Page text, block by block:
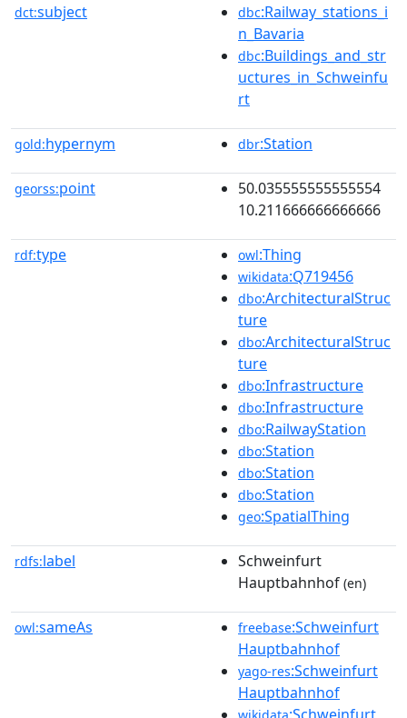
dct:subject dbc:Railway_stations_i
n_Bavaria
dbc:Buildings_and_str
uctures_in_Schweinfu
rt
gold:hypernym dbr:Station
georss:point
50.035555555555554
10.211666666666666
rdf:type owl:Thing
wikidata:Q719456
dbo:ArchitecturalStruc
ture
dbo:ArchitecturalStruc
ture
dbo:Infrastructure
dbo:Infrastructure
dbo:RailwayStation
dbo:Station
dbo:Station
dbo:Station
geo:SpatialThing
rdfs:label
Schweinfurt
Hauptbahnhof (en)
owl:sameAs freebase:Schweinfurt
Hauptbahnhof
yago-res:Schweinfurt
Hauptbahnhof